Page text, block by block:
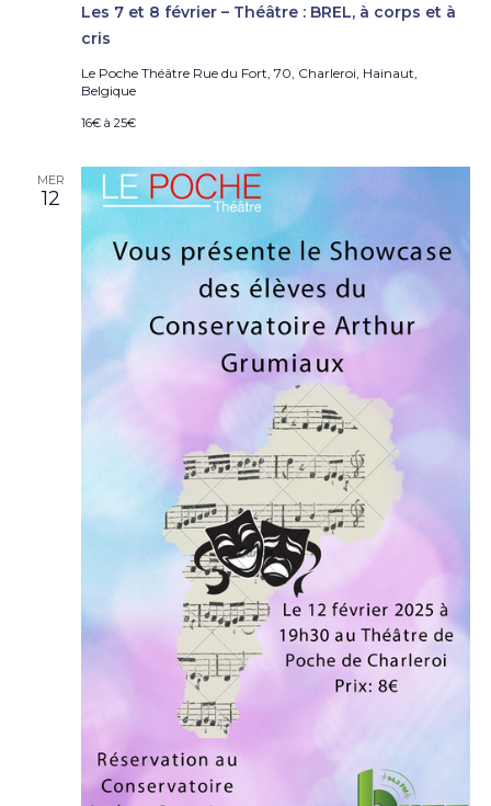
Les 7 et 8 février – Théâtre : BREL, à corps et à
cris
Le Poche Théâtre Rue du Fort, 70, Charleroi, Hainaut,
Belgique
16€ à 25€
MER
12